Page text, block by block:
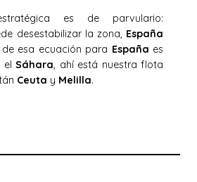
es de parvulario:
desestabilizar la zona, España
esa ecuación para España es
el Sáhara, ahí está nuestra flota
Ceuta y Melilla.